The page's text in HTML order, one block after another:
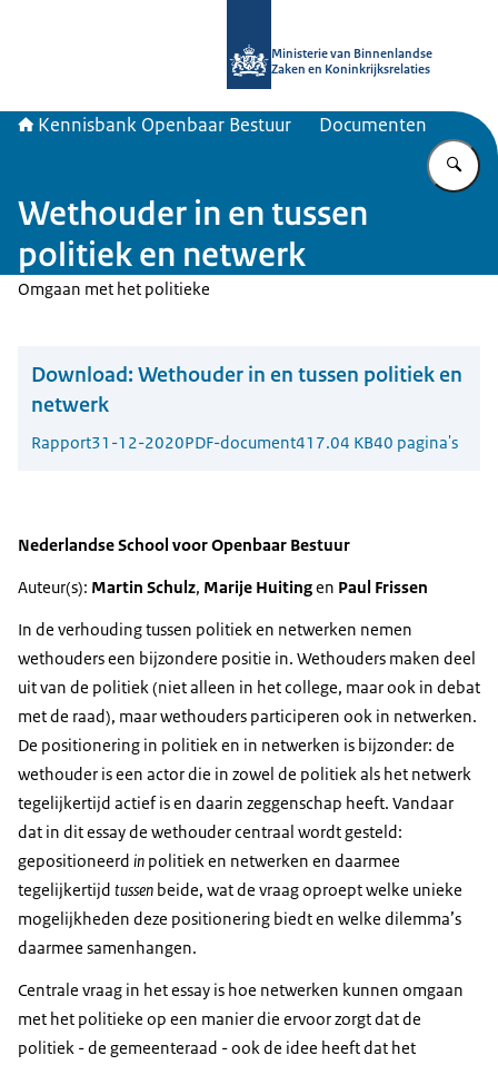
Ministerie van Binnenlandse
Zaken en Koninkrijksrelaties
Kennisbank Openbaar Bestuur Documenten
Wethouder in en tussen
politiek en netwerk
Omgaan met het politieke
Download: Wethouder in en tussen politiek en
netwerk
Rapport31-12-2020PDF-document417.04 KB40 pagina's
Nederlandse School voor Openbaar Bestuur
Auteur(s): Martin Schulz, Marije Huitingen Paul Frissen
In de verhouding tussen politiek en netwerken nemen
wethouders een bijzondere positie in. Wethouders maken deel
uit van de politiek (niet alleen in het college, maar ook in debat
met de raad), maar wethouders participeren ook in netwerken.
De positionering in politiek en in netwerken is bijzonder: de
wethouder is een actor die in zowel de politiek als het netwerk
tegelijkertijd actief is en daarin zeggenschap heeft. Vandaar
dat in dit essay de wethouder centraal wordt gesteld:
gepositioneerd in politiek en netwerken en daarmee
tegelijkertijd tussen beide, wat de vraag oproept welke unieke
mogelijkheden deze positionering biedt en welke dilemma’s
daarmee samenhangen.
Centrale vraag in het essay is hoe netwerken kunnen omgaan
met het politieke op een manier die ervoor zorgt dat de
politiek - de gemeenteraad - ook de idee heeft dat het